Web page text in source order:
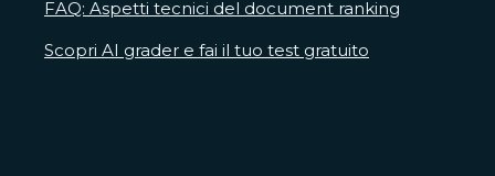
FAQ: Aspetti tecnici del document ranking
Scopri AI grader e fai il tuo test gratuito